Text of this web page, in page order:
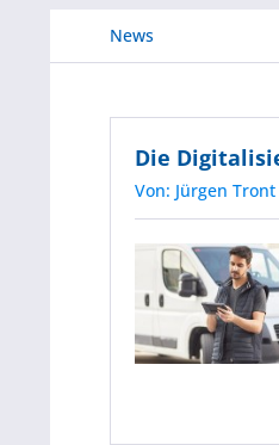
News
Die
Von: Jürgen Tront